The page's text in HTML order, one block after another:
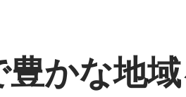
かな地